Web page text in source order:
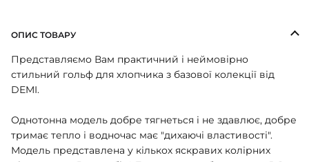
ОПИС ТОВАРУ
Представляємо Вам практичний і неймовірно
стильний гольф для хлопчика з базової колекції від
DEMI.
Однотонна модель добре тягнеться і не здавлює, добре
тримає тепло і водночас має "дихаючі властивості".
Модель представлена ​​у кількох яскравих колірних
ПЛЕДИ
СУКНІ
ФУТБОЛКИ
ШАПОЧКИ
ХУДІ СВІТШОТИ
ШАПКИ ПОВ'ЯЗКИ